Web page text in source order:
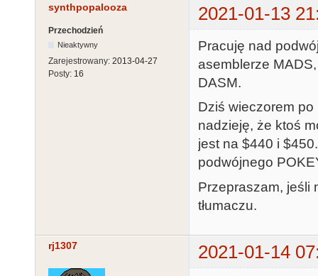
synthpopalooza 2021-01-13
Przechodzień
Nieaktywny
Zarejestrowany: 2013-04-27
Posty: 16
Pracuję nad
asemblerze
DASM.
Dziś wieczorem
nadzieję, że ktoś
jest na $440 i
podwójnego
Przepraszam, jeśli
tłumaczu.
rj1307 2021-01-14